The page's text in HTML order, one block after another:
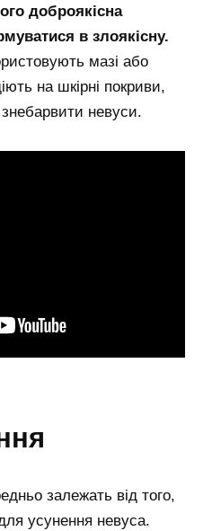
доброякісна
в злоякісну.
мазі або
на шкірні покриви,
невуси.
залежать від того,
усунення невуса.